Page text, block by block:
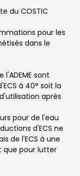
du COSTIC
pour les
dans le
sont
à 40° soit la
après
pour de l'eau
d'ECS ne
de l'ECS à une
que pour lutter